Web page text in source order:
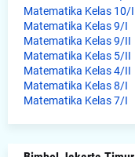
Matematika Kelas 10/I
Matematika Kelas 9/I
Matematika Kelas 9/II
Matematika Kelas 5/II
Matematika Kelas 4/II
Matematika Kelas 8/I
Matematika Kelas 7/I